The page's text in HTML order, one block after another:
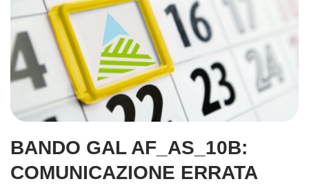
BANDO GAL AF_AS_10B:
COMUNICAZIONE ERRATA